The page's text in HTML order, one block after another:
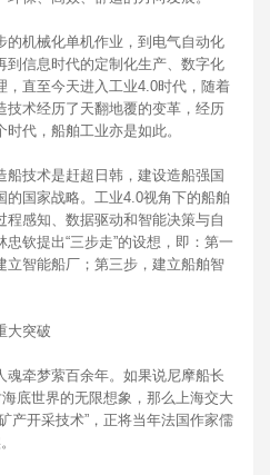
机械化单机作业，到电气自动化
到信息时代的定制化生产、数字化
，直至今天进入工业4.0时代，随着
技术经历了天翻地覆的变革，经历
时代，船舶工业亦是如此。
技术是赶超日韩，建设造船强国
的国家战略。工业4.0视角下的船舶
程感知、数据驱动和智能决策与自
钦提出“三步走”的设想，即：第一
立智能船厂；第三步，建立船舶智
突破
牵梦萦百余年。如果说尼摩船长
底世界的无限想象，那么上海交大
产开采技术”，正将当年法国作家儒
。